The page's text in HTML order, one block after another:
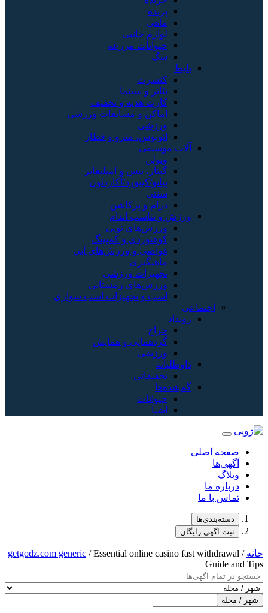
پرنده
ماهی
لوازم جانبی
حیوانات مزرعه
سگ
بلیط
کنسرت
تئاتر و سینما
کارت هدیه و تخفیف
اماکن و مسابقات ورزشی
ورزشی
اتوبوس، مترو و قطار
آلات موسیقی
ویولن
گیتار، بیس و امپلیفایر
پیانو/کیبورد/آکاردئون
سنتی
درام و پرکاشن
ورزش و تناسب اندام
ورزش‌های توپی
کوهنوردی و کمپینگ
غواصی و ورزش‌های آبی
ماهیگیری
تجهیزات ورزشی
ورزش‌های زمستانی
اسب و تجهیزات اسب سواری
اجتماعی
رویداد
حراج
گردهمایی و همایش
ورزشی
داوطلبانه
تحقیقاتی
گم‌شده‌ها
حیوانات
اشیا
صفحه اصلی
آگهی‌ها
وبلاگ
درباره ما
تماس با ما
دسته‌بندی‌ها
ثبت اگهی رایگان
خانه /
getgodz.com generic / Essential online casino fast withdrawal
Guide and Tips
شهر / محله